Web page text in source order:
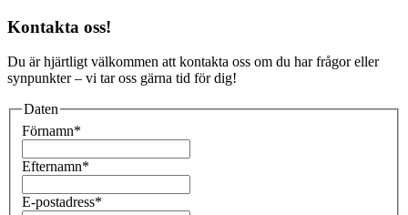
Kontakta oss!
Du är hjärtligt välkommen att kontakta oss om du har frågor eller
synpunkter – vi tar oss gärna tid för dig!
Daten
Förnamn*
Efternamn*
E-postadress*